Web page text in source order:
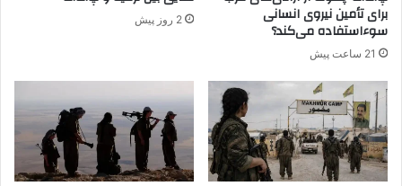
ا
ن
برای تأمین نیروی انسانی
سوءاستفاده می‌کند؟
21 ساعت پیش
2 روز پیش